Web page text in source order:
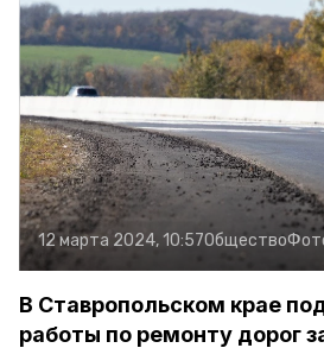
12 марта 2024, 10:57Общество
В Ставропольском крае
работы по ремонту дорог